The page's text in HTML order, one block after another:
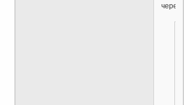
череп.